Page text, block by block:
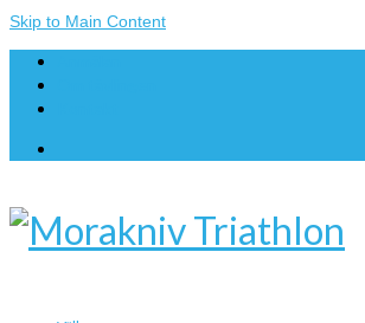
Skip to Main Content